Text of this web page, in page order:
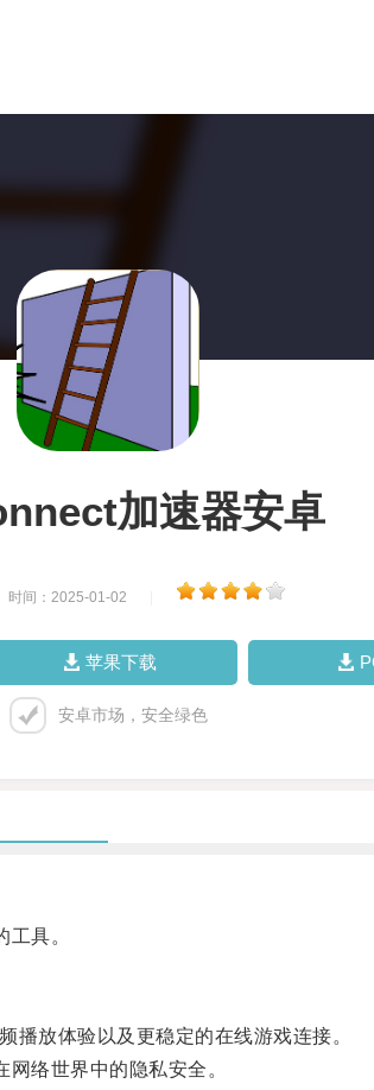
加速器安卓
时间：2025-01-02
苹果下载
安卓市场，安全绿色
具。
放体验以及更稳定的在线游戏连接。
络世界中的隐私安全。